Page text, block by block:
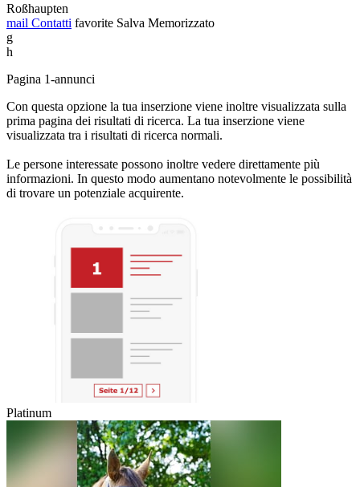
Roßhaupten
mail Contatti favorite Salva Memorizzato
g
h
Pagina 1-annunci
Con questa opzione la tua inserzione viene inoltre visualizzata sulla
prima pagina dei risultati di ricerca. La tua inserzione viene
visualizzata tra i risultati di ricerca normali.
Le persone interessate possono inoltre vedere direttamente più
informazioni. In questo modo aumentano notevolmente le possibilità
di trovare un potenziale acquirente.
Platinum